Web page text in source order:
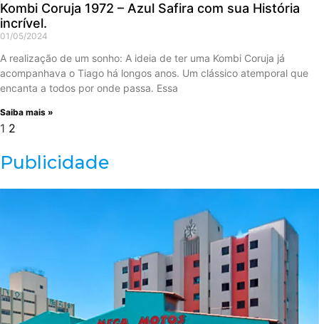
Kombi Coruja 1972 – Azul Safira com sua História
incrível.
01/05/2024
A realização de um sonho: A ideia de ter uma Kombi Coruja já
acompanhava o Tiago há longos anos. Um clássico atemporal que
encanta a todos por onde passa. Essa
Saiba mais »
1 2
Publicidade